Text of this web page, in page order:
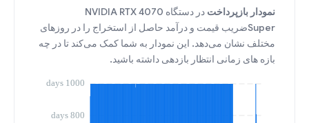
نمودار بازپرداخت
در دستگاه NVIDIA RTX 4070
Superضریب قیمت و درآمد حاصل از استخراج را در روزهای
مختلف نشان می‌دهد. این نمودار به شما کمک می‌کند تا در چه
بازه های زمانی انتظار بازدهی داشته باشید.